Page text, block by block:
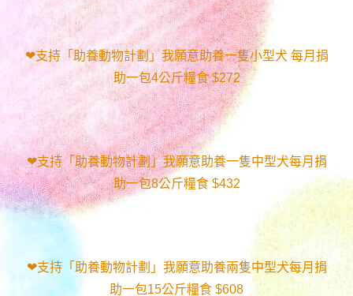
❤支持「助養動物計劃」我願意助養一隻小型犬 每月捐
助一包4公斤糧食 $272
❤支持「助養動物計劃」我願意助養一隻中型犬每月捐
助一包8公斤糧食 $432
❤支持「助養動物計劃」我願意助養兩隻中型犬每月捐
助一包15公斤糧食 $608